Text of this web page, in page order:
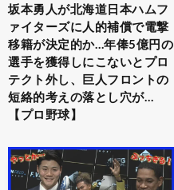
坂本勇人が北海道日本ハムフ
ァイターズに人的補償で電撃
移籍が決定的か…年俸5億円の
選手を獲得しにこないとプロ
テクト外し、巨人フロントの
短絡的考えの落とし穴が…
【プロ野球】